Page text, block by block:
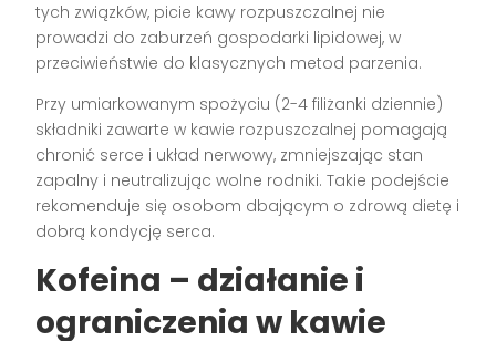
tych związków, picie kawy rozpuszczalnej nie
prowadzi do zaburzeń gospodarki lipidowej, w
przeciwieństwie do klasycznych metod parzenia.
Przy umiarkowanym spożyciu (2-4 filiżanki dziennie)
składniki zawarte w kawie rozpuszczalnej pomagają
chronić serce i układ nerwowy, zmniejszając stan
zapalny i neutralizując wolne rodniki. Takie podejście
rekomenduje się osobom dbającym o zdrową dietę i
dobrą kondycję serca.
Kofeina – działanie i
ograniczenia w kawie